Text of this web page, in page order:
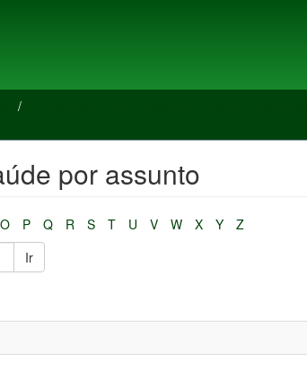
por assunto
O P Q R S T U V W X Y
Z
Ir